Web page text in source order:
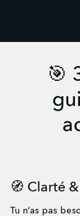
🎯
🧭 Clarté
Tu n’as pas